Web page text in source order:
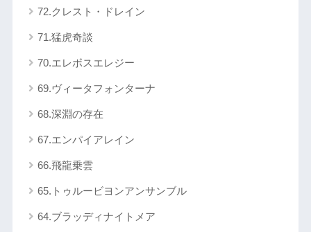
72.クレスト・ドレイン
71.猛虎奇談
70.エレボスエレジー
69.ヴィータフォンターナ
68.深淵の存在
67.エンパイアレイン
66.飛龍乗雲
65.トゥルービヨンアンサンブル
64.ブラッディナイトメア